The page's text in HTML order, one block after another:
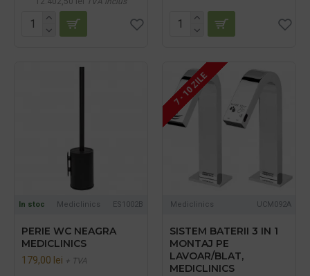
In stoc Mediclinics ES1002B
PERIE WC NEAGRA
MEDICLINICS
179,00 lei + TVA
7 - 10 ZILE
Mediclinics UCM092A
SISTEM BATERII 3 IN 1
MONTAJ PE
LAVOAR/BLAT,
MEDICLINICS